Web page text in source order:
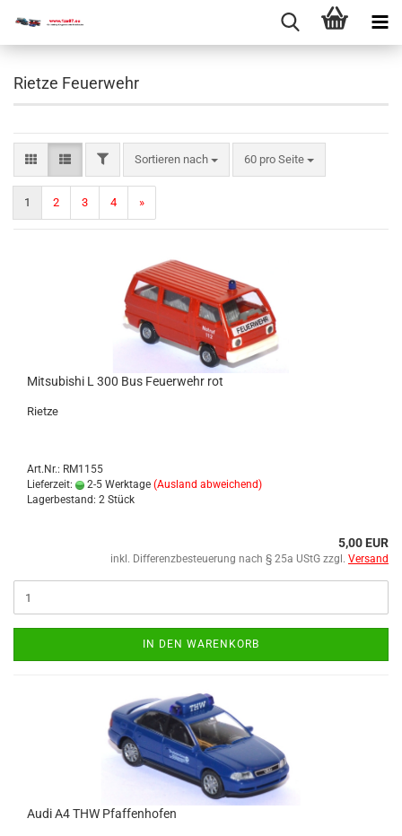
Rietze Feuerwehr
Sortieren nach 60 pro Seite
1 2 3 4 »
Mi­tsu­bi­shi L 300 Bus Feu­er­wehr rot
Riet­ze
Art.Nr.: RM1155
Lieferzeit:
2-5 Werktage (Ausland abweichend)
Lagerbestand: 2 Stück
5,00 EUR
inkl. Differenzbesteuerung nach § 25a UStG zzgl. Versand
IN DEN WARENKORB
Audi A4 THW Pfaf­fen­ho­fen